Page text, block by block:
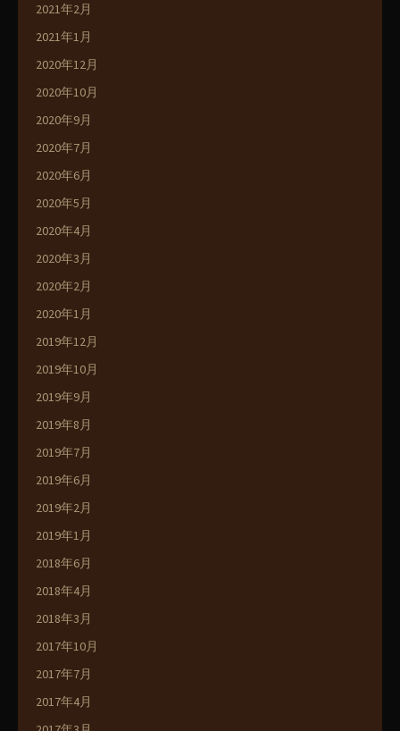
2021年2月
2021年1月
2020年12月
2020年10月
2020年9月
2020年7月
2020年6月
2020年5月
2020年4月
2020年3月
2020年2月
2020年1月
2019年12月
2019年10月
2019年9月
2019年8月
2019年7月
2019年6月
2019年2月
2019年1月
2018年6月
2018年4月
2018年3月
2017年10月
2017年7月
2017年4月